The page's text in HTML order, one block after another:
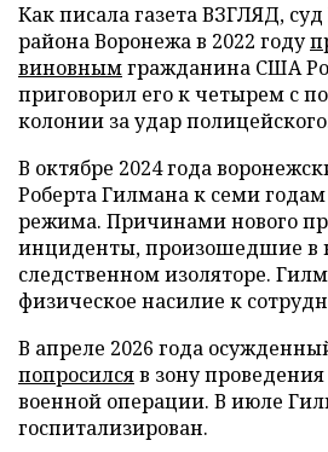
Как писала газета ВЗГЛЯД,
района Воронежа в 2022 году
виновнымгражданина США
приговорил его к четырем с
колонии за удар
В октябре 2024 года
Роберта Гилмана к семи годам
режима. Причинами нового
инциденты, произошедшие в
следственном изоляторе.
физическое насилие к
В апреле 2026 года
попросилсяв зону
военной операции. В июле
госпитализирован.